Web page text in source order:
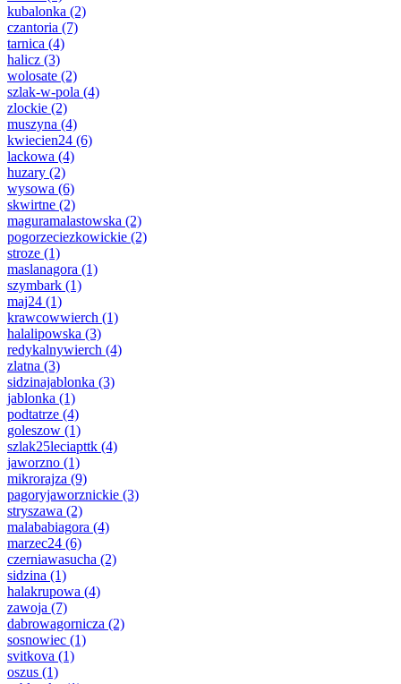
kubalonka (2)
czantoria (7)
tarnica (4)
halicz (3)
wolosate (2)
szlak-w-pola (4)
zlockie (2)
muszyna (4)
kwiecien24 (6)
lackowa (4)
huzary (2)
wysowa (6)
skwirtne (2)
maguramalastowska (2)
pogorzeciezkowickie (2)
stroze (1)
maslanagora (1)
szymbark (1)
maj24 (1)
krawcowwierch (1)
halalipowska (3)
redykalnywierch (4)
zlatna (3)
sidzinajablonka (3)
jablonka (1)
podtatrze (4)
goleszow (1)
szlak25leciapttk (4)
jaworzno (1)
mikrorajza (9)
pagoryjaworznickie (3)
stryszawa (2)
malababiagora (4)
marzec24 (6)
czerniawasucha (2)
sidzina (1)
halakrupowa (4)
zawoja (7)
dabrowagornicza (2)
sosnowiec (1)
svitkova (1)
oszus (1)